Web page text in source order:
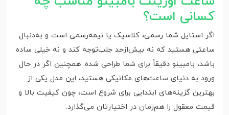
کسانی است؟
اگر استایل شما رسمی، کلاسیک یا نیمه‌رسمی است و به‌دنبال
ساعتی هستید که نه بیش‌از‌حد جلب‌توجه کند و نه خیلی ساده
باشد، بامبینو دقیقاً برای شما طراحی شده. همچنین اگر در حال
ورود به دنیای ساعت‌های مکانیکی هستید، این مدل یکی از
بهترین گزینه‌های ابتدایی برای شروع است، چون کیفیت بالا و
قیمت معقول را هم‌زمان در اختیارتان می‌گذارد.